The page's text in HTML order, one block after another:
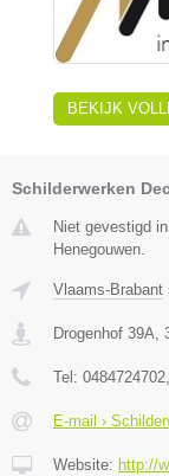
BEKIJK
Schilderwerken
Niet gevestigd
Henegouwen.
Vlaams-Brabant
Drogenhof 39A,
Tel: 0484724702
E-mail ›
Website: http://